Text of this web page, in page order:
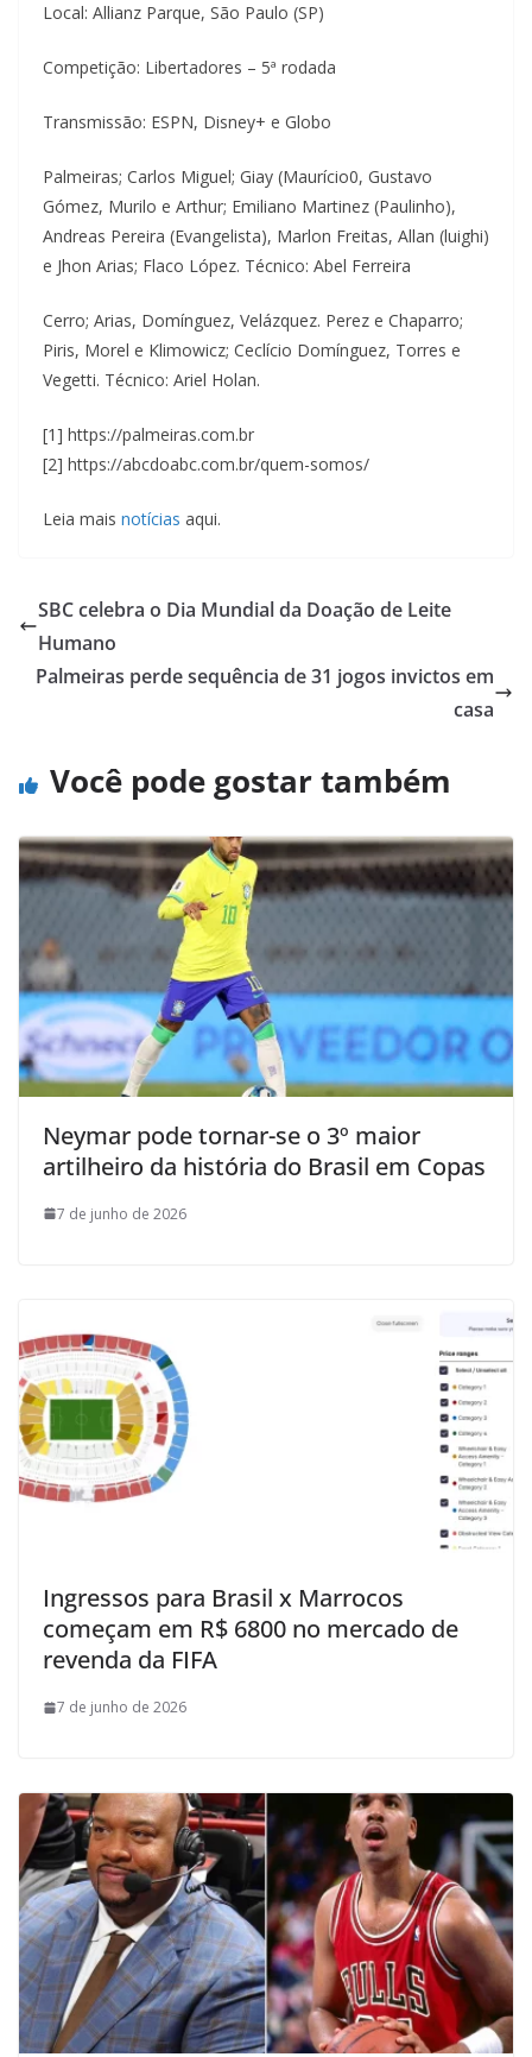
Local: Allianz Parque, São Paulo (SP)
Competição: Libertadores – 5ª rodada
Transmissão: ESPN, Disney+ e Globo
Palmeiras; Carlos Miguel; Giay (Maurício0, Gustavo
Gómez, Murilo e Arthur; Emiliano Martinez (Paulinho),
Andreas Pereira (Evangelista), Marlon Freitas, Allan (luighi)
e Jhon Arias; Flaco López. Técnico: Abel Ferreira
Cerro; Arias, Domínguez, Velázquez. Perez e Chaparro;
Piris, Morel e Klimowicz; Ceclício Domínguez, Torres e
Vegetti. Técnico: Ariel Holan.
[1] https://palmeiras.com.br
[2] https://abcdoabc.com.br/quem-somos/
Leia mais notícias aqui.
SBC celebra o Dia Mundial da Doação de Leite
Humano
Palmeiras perde sequência de 31 jogos invictos em
casa
Você pode gostar também
Neymar pode tornar-se o 3º maior
artilheiro da história do Brasil em Copas
7 de junho de 2026
Ingressos para Brasil x Marrocos
começam em R$ 6800 no mercado de
revenda da FIFA
7 de junho de 2026